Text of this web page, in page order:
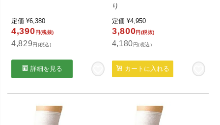
定価 ¥6,380
4,390 円(税抜)
4,829円(税込)
詳細を見る
り
定価 ¥4,950
3,800円(税抜)
4,180円(税込)
カートに入れる